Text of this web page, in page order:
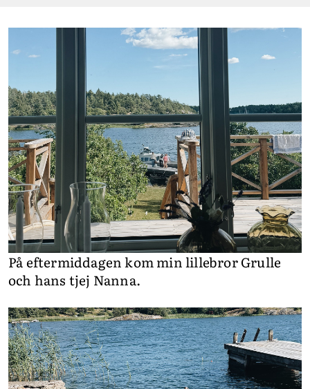
På eftermiddagen kom min lillebror Grulle
och hans tjej Nanna.